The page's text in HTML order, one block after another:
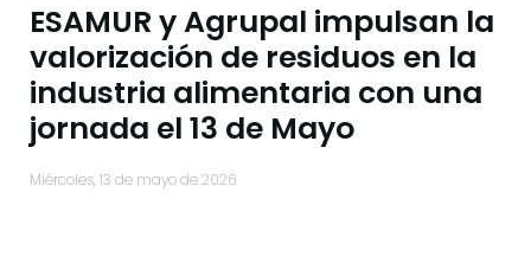
ESAMUR y Agrupal impulsan la
valorización de residuos en la
industria alimentaria con una
jornada el 13 de Mayo
miércoles, 13 de mayo de 2026